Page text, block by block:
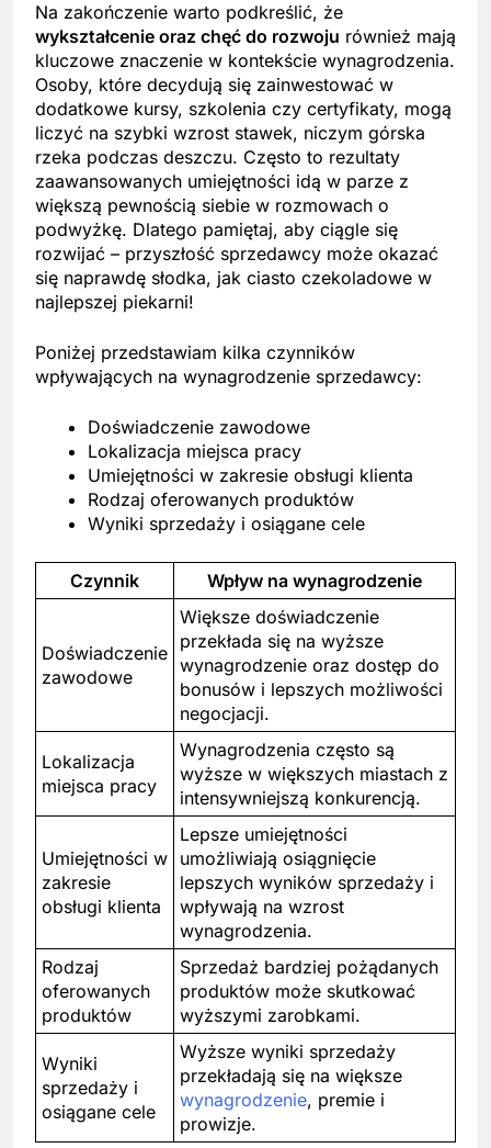
Na zakończenie warto podkreślić, że
wykształcenie oraz chęć do rozwoju również mają
kluczowe znaczenie w kontekście wynagrodzenia.
Osoby, które decydują się zainwestować w
dodatkowe kursy, szkolenia czy certyfikaty, mogą
liczyć na szybki wzrost stawek, niczym górska
rzeka podczas deszczu. Często to rezultaty
zaawansowanych umiejętności idą w parze z
większą pewnością siebie w rozmowach o
podwyżkę. Dlatego pamiętaj, aby ciągle się
rozwijać – przyszłość sprzedawcy może okazać
się naprawdę słodka, jak ciasto czekoladowe w
najlepszej piekarni!
Poniżej przedstawiam kilka czynników
wpływających na wynagrodzenie sprzedawcy:
Doświadczenie zawodowe
Lokalizacja miejsca pracy
Umiejętności w zakresie obsługi klienta
Rodzaj oferowanych produktów
Wyniki sprzedaży i osiągane cele
Czynnik Wpływ na wynagrodzenie
Doświadczenie
zawodowe
Większe doświadczenie
przekłada się na wyższe
wynagrodzenie oraz dostęp do
bonusów i lepszych możliwości
negocjacji.
Lokalizacja
miejsca pracy
Wynagrodzenia często są
wyższe w większych miastach z
intensywniejszą konkurencją.
Umiejętności w
zakresie
obsługi klienta
Lepsze umiejętności
umożliwiają osiągnięcie
lepszych wyników sprzedaży i
wpływają na wzrost
wynagrodzenia.
Rodzaj
oferowanych
produktów
Sprzedaż bardziej pożądanych
produktów może skutkować
wyższymi zarobkami.
Wyniki
sprzedaży i
osiągane cele
Wyższe wyniki sprzedaży
przekładają się na większe
wynagrodzenie, premie i
prowizje.